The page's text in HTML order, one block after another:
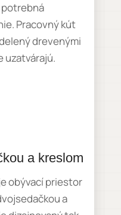
potrebná
Pracovný kút
drevenými
uzatvárajú.
a kreslom
obývací priestor
a